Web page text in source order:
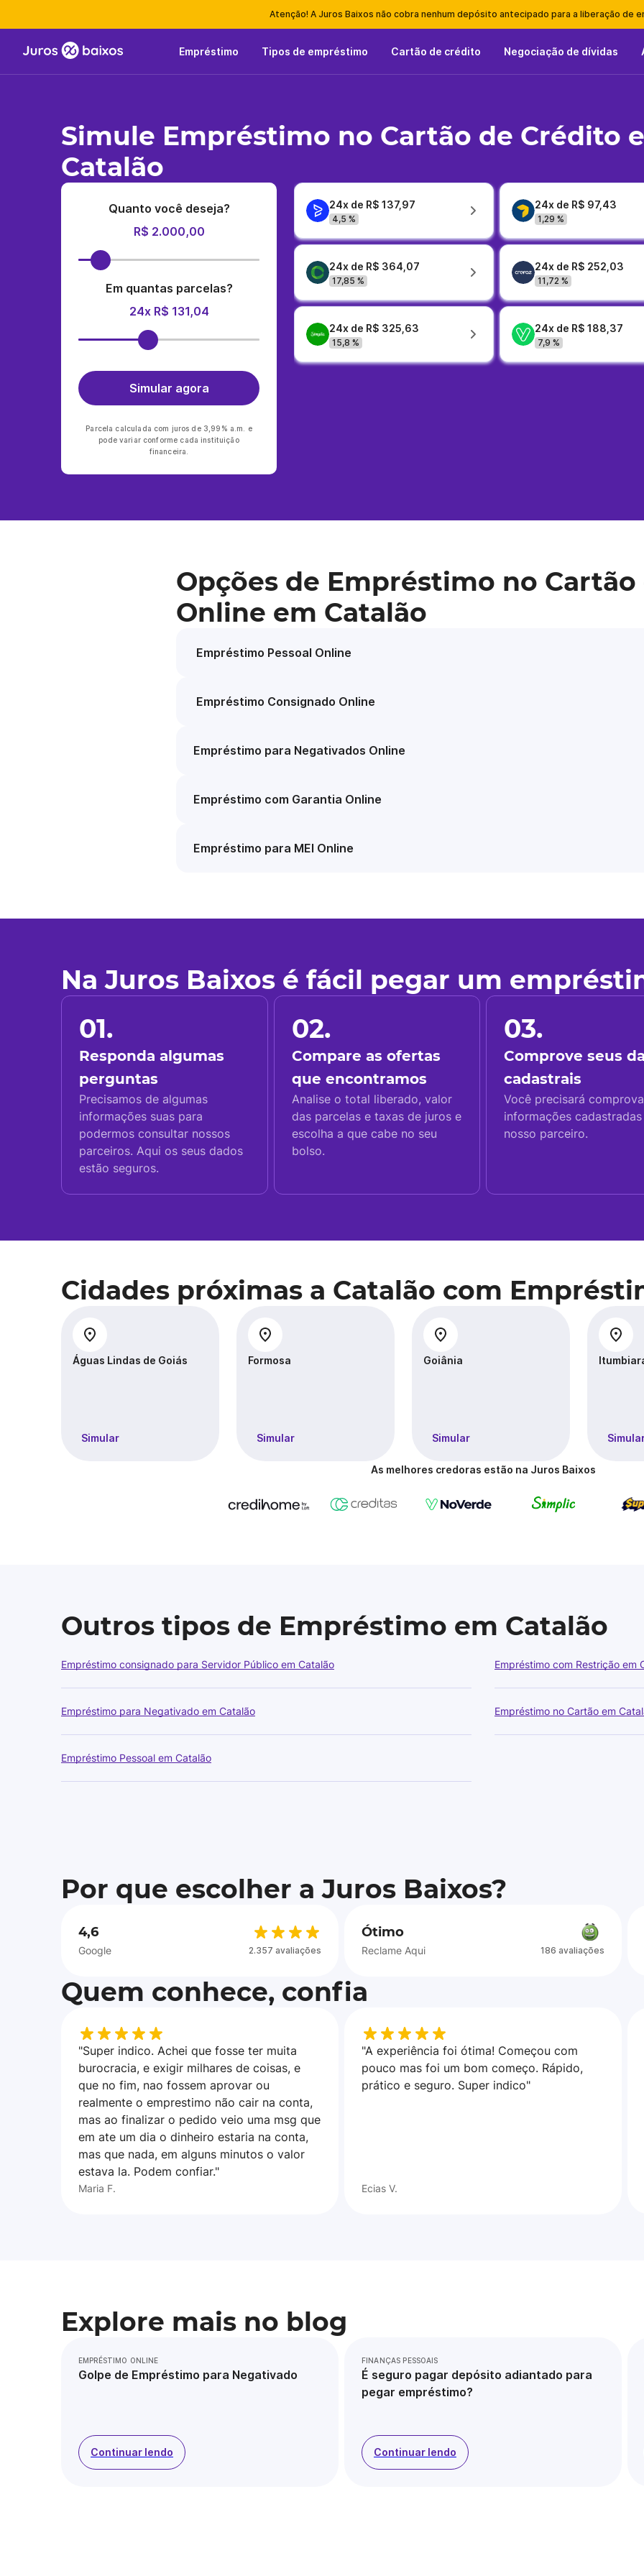
Atenção! A Juros Baixos não cobra nenhum depósito antecipado para a liberação de
Empréstimo Tipos de empréstimo Cartão de crédito Negociação de dívidas
Simule Empréstimo no Cartão de Crédito
Catalão
Quanto você deseja?
R$ 2.000,00
Em quantas parcelas?
24x R$ 131,04
Simular agora
Parcela calculada com juros de 3,99% a.m. e
pode variar conforme cada instituição
financeira.
24x de R$ 137,97
4,5 %
24x de R$ 97,43
1,29 %
24x de R$ 364,07
17,85 %
24x de R$ 252,03
11,72 %
24x de R$ 325,63
15,8 %
24x de R$ 188,37
7,9 %
Opções de Empréstimo no
Online em Catalão
Empréstimo Pessoal Online
Empréstimo Consignado Online
Empréstimo para Negativados Online
Empréstimo com Garantia Online
Empréstimo para MEI Online
Na Juros Baixos é fácil pegar um
01.
Responda algumas
perguntas
Precisamos de algumas
informações suas para
podermos consultar nossos
parceiros. Aqui os seus dados
estão seguros.
02.
Compare as ofertas
que encontramos
Analise o total liberado, valor
das parcelas e taxas de juros e
escolha a que cabe no seu
bolso.
03.
Comprove seus
cadastrais
Você precisará
informações
nosso parceiro.
Cidades próximas a Catalão com
Águas Lindas de Goiás
Simular
Formosa
Simular
Goiânia
Simular
As melhores credoras estão na Juros Baixos
Outros tipos de Empréstimo em Catalão
Empréstimo consignado para Servidor Público em Catalão Empréstimo com Restrição em
Empréstimo para Negativado em Catalão Empréstimo no Cartão em
Empréstimo Pessoal em Catalão
Por que escolher a Juros Baixos?
4,6
Google 2.357 avaliações
Ótimo
Reclame Aqui 186 avaliações
Quem conhece, confia
"Super indico. Achei que fosse ter muita
burocracia, e exigir milhares de coisas, e
que no fim, nao fossem aprovar ou
realmente o emprestimo não cair na conta,
mas ao finalizar o pedido veio uma msg que
em ate um dia o dinheiro estaria na conta,
mas que nada, em alguns minutos o valor
estava la. Podem confiar."
Maria F.
"A experiência foi ótima! Começou com
pouco mas foi um bom começo. Rápido,
prático e seguro. Super indico"
Ecias V.
Explore mais no blog
EMPRÉSTIMO ONLINE
Golpe de Empréstimo para Negativado
Continuar lendo
FINANÇAS PESSOAIS
É seguro pagar depósito adiantado para
pegar empréstimo?
Continuar lendo